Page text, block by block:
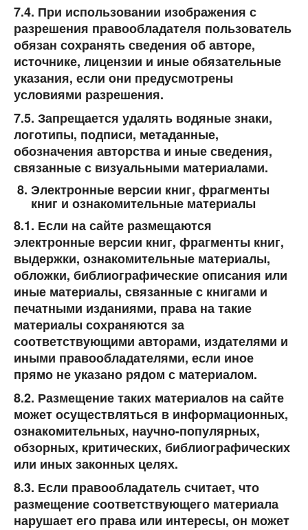
7.4. При использовании изображения с
разрешения правообладателя пользователь
обязан сохранять сведения об авторе,
источнике, лицензии и иные обязательные
указания, если они предусмотрены
условиями разрешения.
7.5. Запрещается удалять водяные знаки,
логотипы, подписи, метаданные,
обозначения авторства и иные сведения,
связанные с визуальными материалами.
Электронные версии книг, фрагменты
книг и ознакомительные материалы
8.1. Если на сайте размещаются
электронные версии книг, фрагменты книг,
выдержки, ознакомительные материалы,
обложки, библиографические описания или
иные материалы, связанные с книгами и
печатными изданиями, права на такие
материалы сохраняются за
соответствующими авторами, издателями и
иными правообладателями, если иное
прямо не указано рядом с материалом.
8.2. Размещение таких материалов на сайте
может осуществляться в информационных,
ознакомительных, научно-популярных,
обзорных, критических, библиографических
или иных законных целях.
8.3. Если правообладатель считает, что
размещение соответствующего материала
нарушает его права или интересы, он может